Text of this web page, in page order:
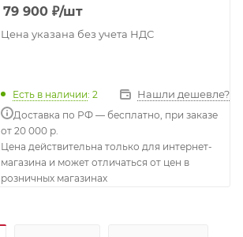
79 900 ₽/шт
Цена указана без учета НДС
Есть в наличии: 2 Нашли дешевле?
Доставка по РФ — бесплатно, при заказе
от 20 000 р.
Цена действительна только для интернет-
магазина и может отличаться от цен в
розничных магазинах